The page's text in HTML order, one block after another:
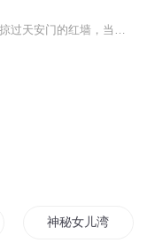
神秘女儿湾